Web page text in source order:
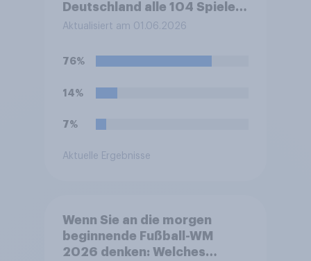
Deutschland alle 104 Spiele
der Fußball-
exklusiv. Nutzen Sie zum
kostenpflichtiges
der Deutschen Telekom?
Aktualisiert am 01.06.2026
76%
14%
7%
Aktuelle Ergebnisse
Wenn Sie an die morgen
beginnende Fußball-WM
2026 denken: Welches